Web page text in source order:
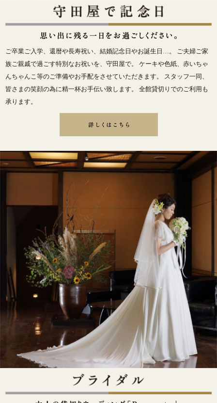
ご卒業ご入学、還暦や長寿祝い、結婚記念日やお誕生日…。 ご夫婦ご家
族ご親戚で過ごす特別なお祝いを、守田屋で。 ケーキや色紙、赤いちゃ
んちゃんこ等のご準備やお手配をさせていただきます。 スタッフ一同、
皆さまの笑顔の為に精一杯お手伝い致します。 全館貸切りでのご利用も
承ります。